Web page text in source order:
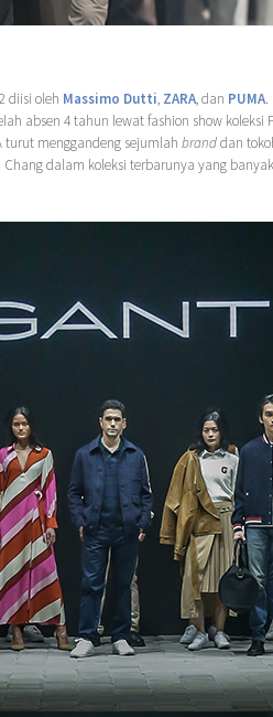
diisi oleh Massimo Dutti, ZARA, dan PUMA.
absen 4 tahun lewat fashion show koleksi
turut menggandeng sejumlah branddan
Chang dalam koleksi terbarunya yang